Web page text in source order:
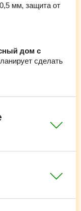
мм, защита от
дом с
сделать